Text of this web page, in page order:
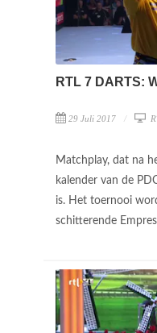
RTL 7 DARTS:
29 Juli 2017
Matchplay, dat na
kalender van de
is. Het toernooi
schitterende